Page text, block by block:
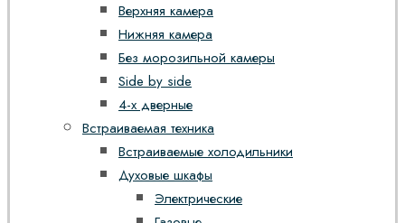
Верхняя камера
Нижняя камера
Без морозильной камеры
Side by side
4-х дверные
Встраиваемая техника
Встраиваемые холодильники
Духовые шкафы
Электрические